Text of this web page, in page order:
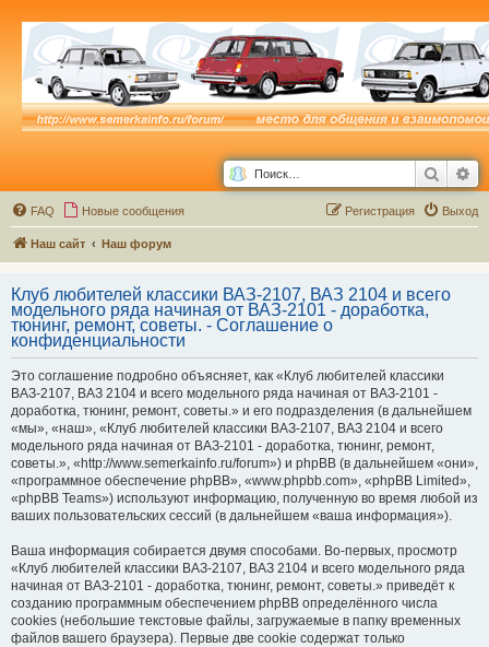
Поиск
FAQ Новые сообщения Выход
Регистрация
Наш сайт Наш форум
Клуб любителей классики ВАЗ-2107, ВАЗ 2104 и всего
модельного ряда начиная от ВАЗ-2101 - доработка,
тюнинг, ремонт, советы. - Соглашение о
конфиденциальности
Это соглашение подробно объясняет, как «Клуб любителей классики
ВАЗ-2107, ВАЗ 2104 и всего модельного ряда начиная от ВАЗ-2101 -
доработка, тюнинг, ремонт, советы.» и его подразделения (в дальнейшем
«мы», «наш», «Клуб любителей классики ВАЗ-2107, ВАЗ 2104 и всего
модельного ряда начиная от ВАЗ-2101 - доработка, тюнинг, ремонт,
советы.», «http://www.semerkainfo.ru/forum») и phpBB (в дальнейшем «они»,
«программное обеспечение phpBB», «www.phpbb.com», «phpBB Limited»,
«phpBB Teams») используют информацию, полученную во время любой из
ваших пользовательских сессий (в дальнейшем «ваша информация»).
Ваша информация собирается двумя способами. Во-первых, просмотр
«Клуб любителей классики ВАЗ-2107, ВАЗ 2104 и всего модельного ряда
начиная от ВАЗ-2101 - доработка, тюнинг, ремонт, советы.» приведёт к
созданию программным обеспечением phpBB определённого числа
cookies (небольшие текстовые файлы, загружаемые в папку временных
файлов вашего браузера). Первые две cookie содержат только